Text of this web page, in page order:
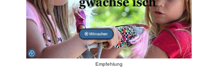
Empfehlung